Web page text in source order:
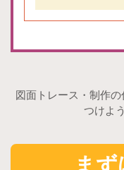
図面トレース・制作
つけよ
ま